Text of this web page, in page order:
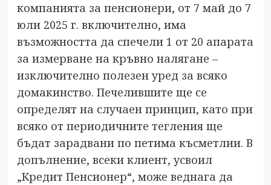
компанията за пенсионери, от 7 май до 7
юли 2025 г. включително, има
възможността да спечели 1 от 20 апарата
за измерване на кръвно налягане –
изключително полезен уред за всяко
домакинство. Печелившите ще се
определят на случаен принцип, като при
всяко от периодичните тегления ще
бъдат зарадвани по петима късметлии. В
допълнение, всеки клиент, усвоил
„Кредит Пенсионер“, може веднага да